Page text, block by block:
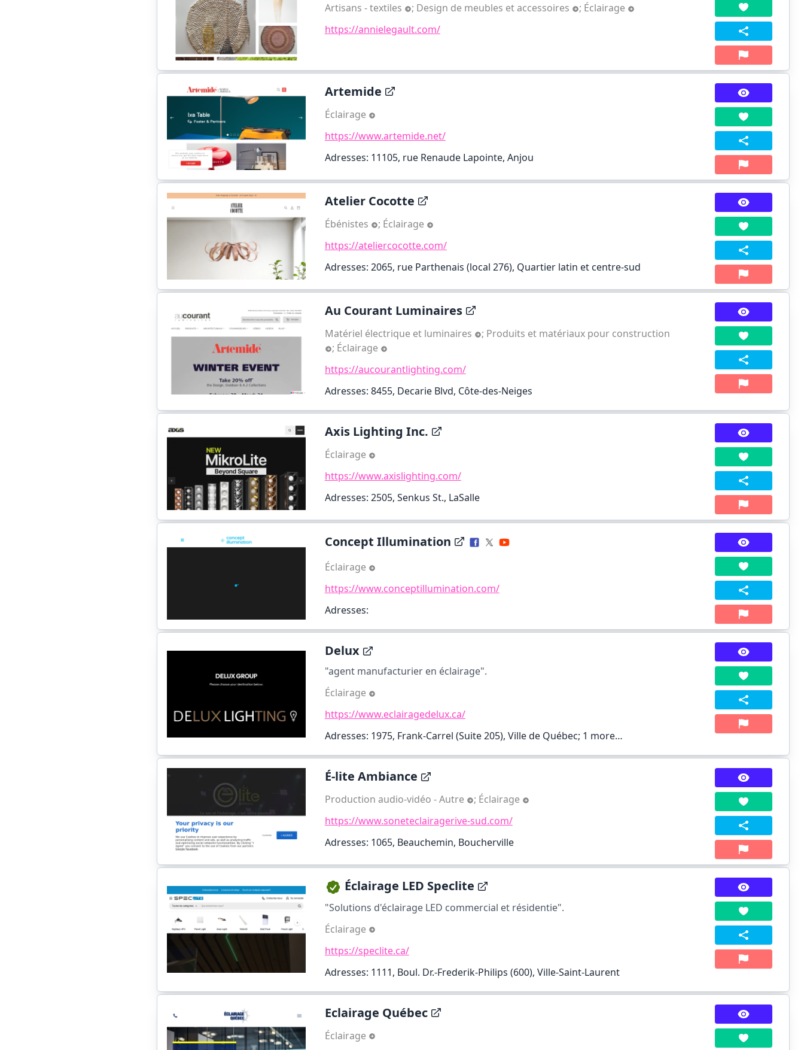
Artisans - textiles ; Design de meubles et accessoires ; Éclairage
https://annielegault.com/
Artemide
Éclairage
https://www.artemide.net/
Adresses: 11105, rue Renaude Lapointe, Anjou
Atelier Cocotte
Ébénistes ; Éclairage
https://ateliercocotte.com/
Adresses: 2065, rue Parthenais (local 276), Quartier latin et centre-sud
Au Courant Luminaires
Matériel électrique et luminaires ; Produits et matériaux pour construction
; Éclairage
https://aucourantlighting.com/
Adresses: 8455, Decarie Blvd, Côte-des-Neiges
Axis Lighting Inc.
Éclairage
https://www.axislighting.com/
Adresses: 2505, Senkus St., LaSalle
Concept Illumination
Éclairage
https://www.conceptillumination.com/
Adresses:
Delux
"agent manufacturier en éclairage".
Éclairage
https://www.eclairagedelux.ca/
Adresses: 1975, Frank-Carrel (Suite 205), Ville de Québec; 1 more…
É-lite Ambiance
Production audio-vidéo - Autre ; Éclairage
https://www.soneteclairagerive-sud.com/
Adresses: 1065, Beauchemin, Boucherville
Éclairage LED Speclite
"Solutions d'éclairage LED commercial et résidentie".
Éclairage
https://speclite.ca/
Adresses: 1111, Boul. Dr.-Frederik-Philips (600), Ville-Saint-Laurent
Eclairage Québec
Éclairage